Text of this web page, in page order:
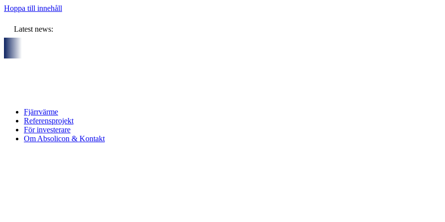
Hoppa till innehåll
Latest news:
Fjärrvärme
Referensprojekt
För investerare
Om Absolicon & Kontakt